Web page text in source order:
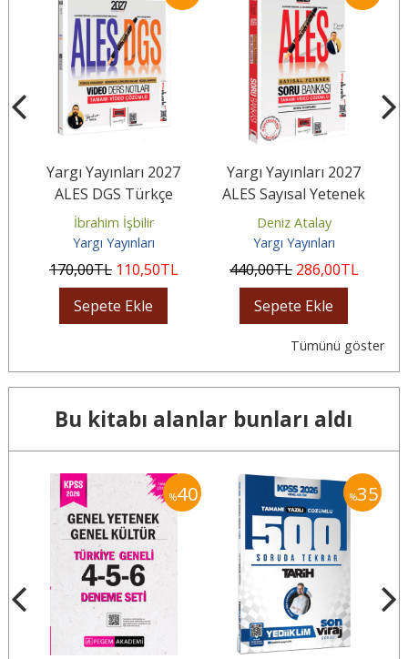
Yargı Yayınları 2027
ALES DGS Türkçe
Paragraf - Sözcükte
Anlam Sözel...
İbrahim İşbilir
Yargı Yayınları
170,00TL 110,50TL
Sepete Ekle
Yargı Yayınları 2027
ALES Sayısal Yetenek
Tamamı Video Çözümlü
Soru Bankası
Deniz Atalay
Yargı Yayınları
440,00TL 286,00TL
Sepete Ekle
Tümünü göster
Bu kitabı alanlar bunları aldı
%40 %35